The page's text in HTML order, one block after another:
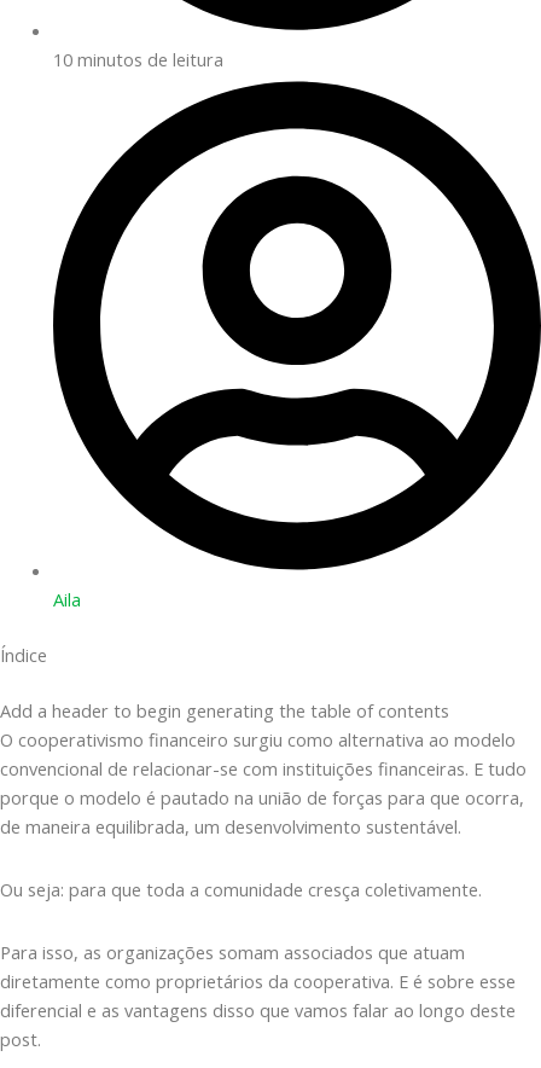
10 minutos de leitura
Aila
Índice
Add a header to begin generating the table of contents
O cooperativismo financeiro surgiu como alternativa ao modelo
convencional de relacionar-se com instituições financeiras. E tudo
porque o modelo é pautado na união de forças para que ocorra,
de maneira equilibrada, um desenvolvimento sustentável.
Ou seja: para que toda a comunidade cresça coletivamente.
Para isso, as organizações somam associados que atuam
diretamente como proprietários da cooperativa. E é sobre esse
diferencial e as vantagens disso que vamos falar ao longo deste
post.